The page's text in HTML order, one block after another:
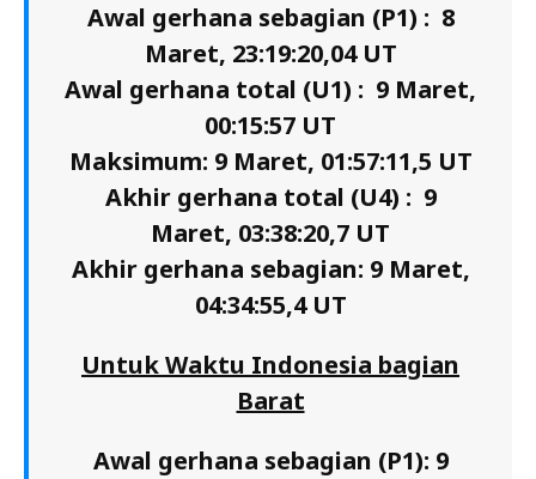
Awal gerhana sebagian (P1) : 8
Maret, 23:19:20,04 UT
Awal gerhana total (U1) : 9 Maret,
00:15:57 UT
Maksimum: 9 Maret, 01:57:11,5 UT
Akhir gerhana total (U4) : 9
Maret, 03:38:20,7 UT
Akhir gerhana sebagian: 9 Maret,
04:34:55,4 UT
Untuk Waktu Indonesia bagian
Barat
Awal gerhana sebagian (P1): 9